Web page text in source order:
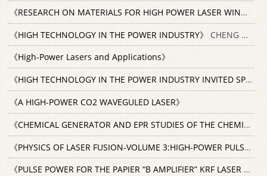
《RESEARCH ON MATERIALS FOR HIGH POWER LASER WINDOWS》
《HIGH TECHNOLOGY IN THE POWER INDUSTRY》
CHENG KUNG UNIVERSITY
《High-Power Lasers and Applications》
《HIGH TECHNOLOGY IN THE POWER INDUSTRY INVITED SPEECH》
《A HIGH-POWER CO2 WAVEGULED LASER》
《CHEMICAL GENERATOR AND EPR STUDIES OF THE CHEMICAL-OXYGEN-IODINE-LASER SYSTEM》
《PHYSICS OF LASER FUSION-VOLUME 3:HIGH-POWER PULSED LASERS》
《PULSE POWER FOR THE PAPIER “B AMPLIFIER” KRF LASER SYSTEM》